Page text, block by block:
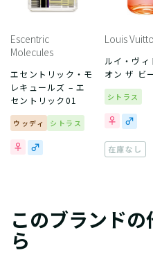
Escentric
Molecules
エセントリック・モ
レキュールズ – エ
セントリック01
ウッディ シトラス
Louis
ルイ・ヴィ
オン ザ ビ
シトラス
在庫なし
このブランド
ら